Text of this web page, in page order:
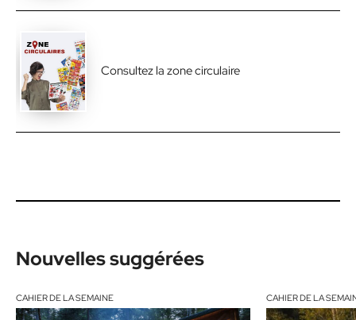
Consultez la zone circulaire
Nouvelles suggérées
CAHIER DE LA SEMAINE CAHIER DE LA